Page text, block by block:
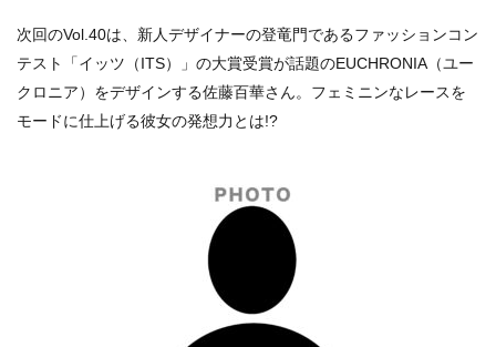
次回のVol.40は、新人デザイナーの登竜門であるファッションコン
テスト「イッツ（ITS）」の大賞受賞が話題のEUCHRONIA（ユー
クロニア）をデザインする佐藤百華さん。フェミニンなレースを
モードに仕上げる彼女の発想力とは!?